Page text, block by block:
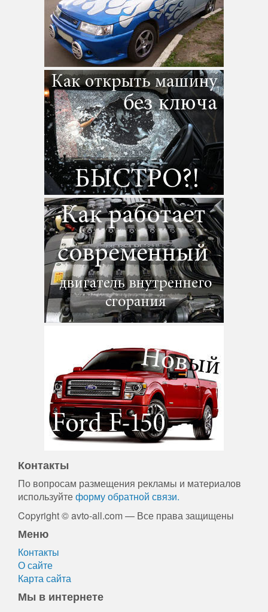
Контакты
По вопросам размещения рекламы и материалов
используйтеформу обратной связи.
Copyright © avto-all.com — Все права защищены
Меню
Контакты
О сайте
Карта сайта
Мы в интернете